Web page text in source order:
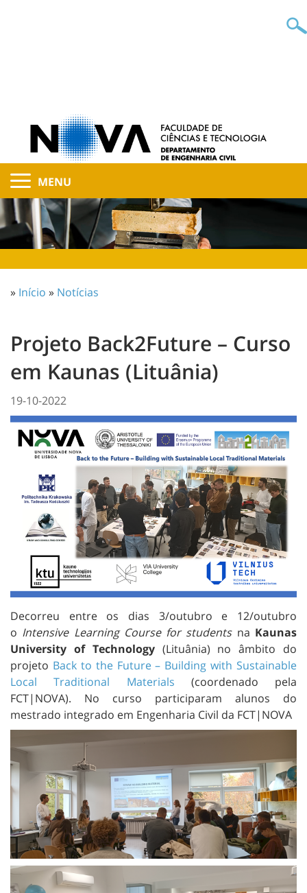
MENU
» Início » Notícias
Projeto Back2Future – Curso
em Kaunas (Lituânia)
19-10-2022
Decorreu entre os dias 3/outubro e 12/outubro
o Intensive Learning Course for studentsna Kaunas
University of Technology(Lituânia) no âmbito do
projeto Back to the Future – Building with Sustainable
Local Traditional Materials (coordenado pela
FCT|NOVA). No curso participaram alunos do
mestrado integrado em Engenharia Civil da FCT|NOVA